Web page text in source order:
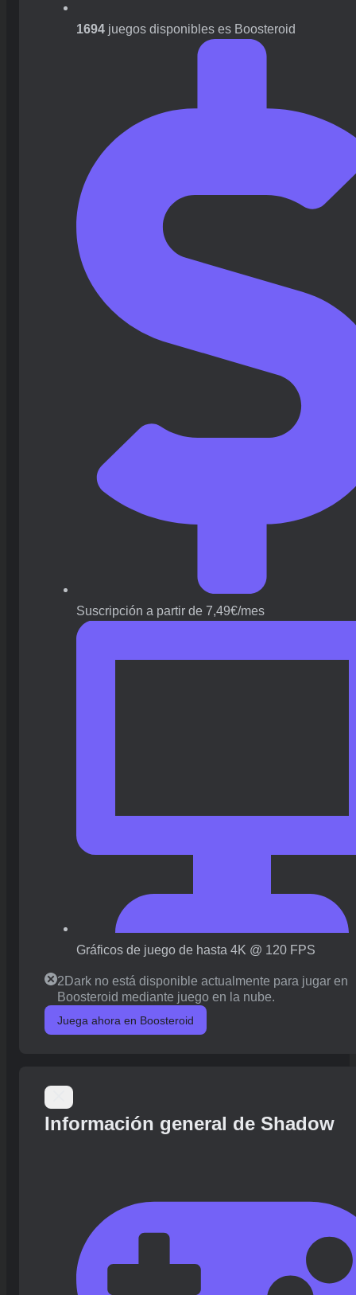
1694 juegos disponibles es Boosteroid
Suscripción a partir de 7,49€/mes
Gráficos de juego de hasta 4K @ 120 FPS
2Dark no está disponible actualmente para jugar en
Boosteroid mediante juego en la nube.
Juega ahora en Boosteroid
Información general de Shadow